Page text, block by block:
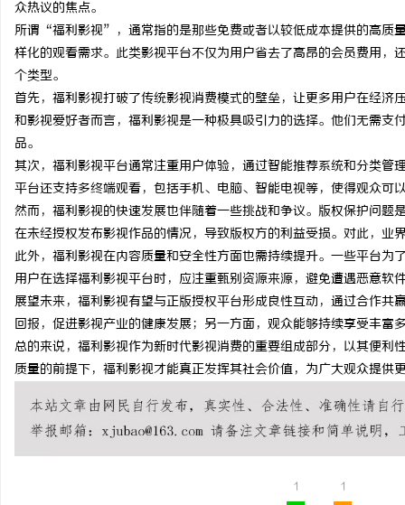
众热议的焦点。
所谓“福利影视”，通常指的是那些免费或者以较低成本提供的高质
样化的观看需求。此类影视平台不仅为用户省去了高昂的会员费用
个类型。
首先，福利影视打破了传统影视消费模式的壁垒，让更多用户在经
和影视爱好者而言，福利影视是一种极具吸引力的选择。他们无需
品。
其次，福利影视平台通常注重用户体验，通过智能推荐系统和分类
平台还支持多终端观看，包括手机、电脑、智能电视等，使得观众可
然而，福利影视的快速发展也伴随着一些挑战和争议。版权保护问
在未经授权发布影视作品的情况，导致版权方的利益受损。对此，业
此外，福利影视在内容质量和安全性方面也需持续提升。一些平台
用户在选择福利影视平台时，应注重甄别资源来源，避免遭遇恶意软
展望未来，福利影视有望与正版授权平台形成良性互动，通过合作
回报，促进影视产业的健康发展；另一方面，观众能够持续享受丰富
总的来说，福利影视作为新时代影视消费的重要组成部分，以其便
质量的前提下，福利影视才能真正发挥其社会价值，为广大观众提供
1 1
开店最怕“搜不到”为什
ai却天天给他免费派单？